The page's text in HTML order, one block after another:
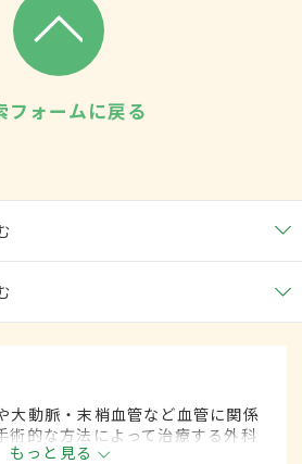
フォームに戻る
大動脈・末梢血管など血管に関係
術的な方法によって治療する外科
もっと見る